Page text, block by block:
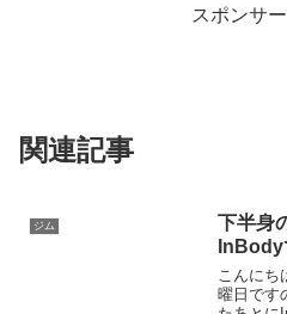
スポンサ
関連記事
ジム
下半身
InBody
こんにち
曜日です